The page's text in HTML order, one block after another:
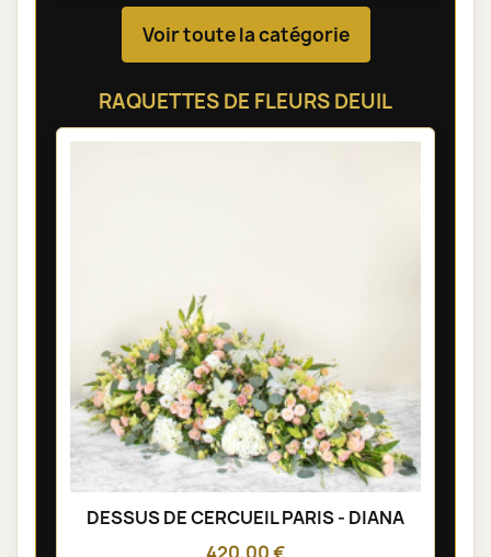
Voir toute la catégorie
RAQUETTES DE FLEURS DEUIL
DESSUS DE CERCUEIL PARIS - DIANA